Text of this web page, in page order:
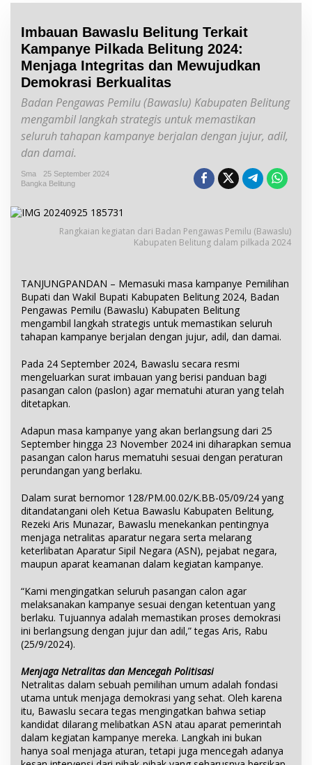
Imbauan Bawaslu Belitung Terkait
Kampanye Pilkada Belitung 2024:
Menjaga Integritas dan Mewujudkan
Demokrasi Berkualitas
Badan Pengawas Pemilu (Bawaslu) Kabupaten Belitung
mengambil langkah strategis untuk memastikan
seluruh tahapan kampanye berjalan dengan jujur, adil,
dan damai.
Sma
25 September 2024
Bangka Belitung
Rangkaian kegiatan dari Badan Pengawas Pemilu (Bawaslu)
Kabupaten Belitung dalam pilkada 2024
TANJUNGPANDAN – Memasuki masa kampanye Pemilihan
Bupati dan Wakil Bupati Kabupaten Belitung 2024, Badan
Pengawas Pemilu (Bawaslu) Kabupaten Belitung
mengambil langkah strategis untuk memastikan seluruh
tahapan kampanye berjalan dengan jujur, adil, dan damai.
Pada 24 September 2024, Bawaslu secara resmi
mengeluarkan surat imbauan yang berisi panduan bagi
pasangan calon (paslon) agar mematuhi aturan yang telah
ditetapkan.
Adapun masa kampanye yang akan berlangsung dari 25
September hingga 23 November 2024 ini diharapkan semua
pasangan calon harus mematuhi sesuai dengan peraturan
perundangan yang berlaku.
Dalam surat bernomor 128/PM.00.02/K.BB-05/09/24 yang
ditandatangani oleh Ketua Bawaslu Kabupaten Belitung,
Rezeki Aris Munazar, Bawaslu menekankan pentingnya
menjaga netralitas aparatur negara serta melarang
keterlibatan Aparatur Sipil Negara (ASN), pejabat negara,
maupun aparat keamanan dalam kegiatan kampanye.
“Kami mengingatkan seluruh pasangan calon agar
melaksanakan kampanye sesuai dengan ketentuan yang
berlaku. Tujuannya adalah memastikan proses demokrasi
ini berlangsung dengan jujur dan adil,” tegas Aris, Rabu
(25/9/2024).
Menjaga Netralitas dan Mencegah Politisasi
Netralitas dalam sebuah pemilihan umum adalah fondasi
utama untuk menjaga demokrasi yang sehat. Oleh karena
itu, Bawaslu secara tegas mengingatkan bahwa setiap
kandidat dilarang melibatkan ASN atau aparat pemerintah
dalam kegiatan kampanye mereka. Langkah ini bukan
hanya soal menjaga aturan, tetapi juga mencegah adanya